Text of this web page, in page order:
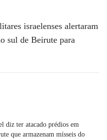
israelenses alertaram
sul de Beirute para
diz ter atacado prédios em
que armazenam mísseis do